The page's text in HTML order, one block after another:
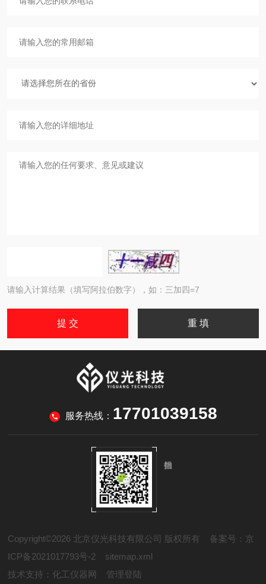
请输入计算结果（填写阿拉伯数字），如：三加四=7
服务热线： 17701039158
Copyright©2026 北京仪光科技有限公司 版权所有 备案号：京
ICP备2021017793号-2
sitemap.xml
技术支持： 化工仪器网 管理登陆